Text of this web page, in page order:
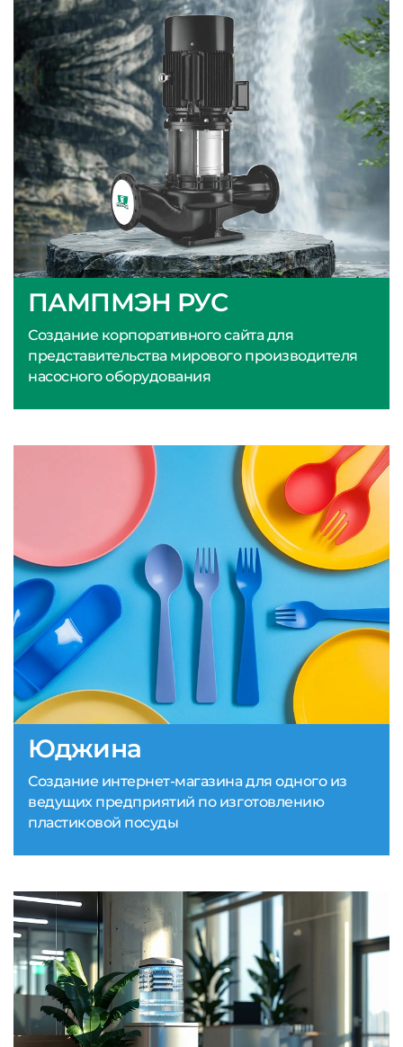
ПАМПМЭН РУС
Создание корпоративного сайта для
представительства мирового производителя
насосного оборудования
Юджина
Создание интернет-магазина для одного из
ведущих предприятий по изготовлению
пластиковой посуды